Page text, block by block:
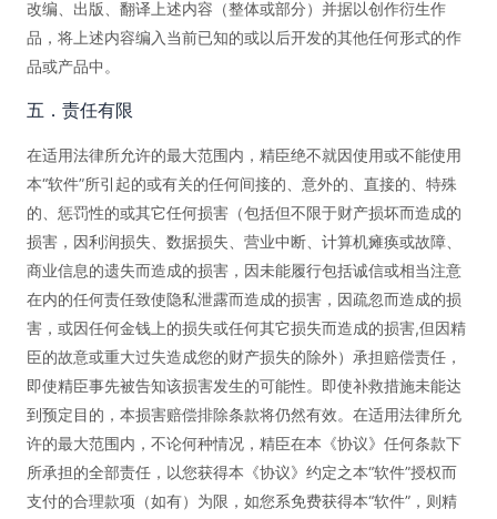
改编、出版、翻译上述内容（整体或部分）并据以创作衍生作
品，将上述内容编入当前已知的或以后开发的其他任何形式的作
品或产品中。
五．责任有限
在适用法律所允许的最大范围内，精臣绝不就因使用或不能使用
本“软件”所引起的或有关的任何间接的、意外的、直接的、特殊
的、惩罚性的或其它任何损害（包括但不限于财产损坏而造成的
损害，因利润损失、数据损失、营业中断、计算机瘫痪或故障、
商业信息的遗失而造成的损害，因未能履行包括诚信或相当注意
在内的任何责任致使隐私泄露而造成的损害，因疏忽而造成的损
害，或因任何金钱上的损失或任何其它损失而造成的损害,但因精
臣的故意或重大过失造成您的财产损失的除外）承担赔偿责任，
即使精臣事先被告知该损害发生的可能性。即使补救措施未能达
到预定目的，本损害赔偿排除条款将仍然有效。在适用法律所允
许的最大范围内，不论何种情况，精臣在本《协议》任何条款下
所承担的全部责任，以您获得本《协议》约定之本“软件”授权而
支付的合理款项（如有）为限，如您系免费获得本“软件”，则精